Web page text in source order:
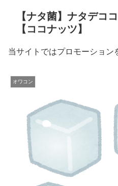
【ナタ菌】ナタデコ
【ココナッツ】
当サイトではプロモーション
オワコン